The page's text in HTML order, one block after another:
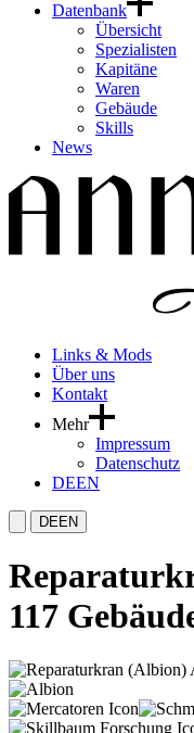
Datenbank
Übersicht
Spezialisten
Kapitäne
Waren
Gebäude
Skills
News
Links & Mods
Über uns
Kontakt
Mehr
Impressum
Datenschutz
DEEN
DEEN
117